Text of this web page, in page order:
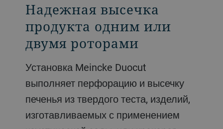
Надежная высечка
продукта одним или
двумя роторами
Установка Meincke Duocut
выполняет перфорацию и высечку
печенья из твердого теста, изделий,
изготавливаемых с применением